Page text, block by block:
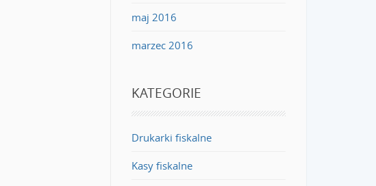
maj 2016
marzec 2016
KATEGORIE
Drukarki fiskalne
Kasy fiskalne